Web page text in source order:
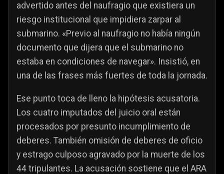
advertido antes del naufragio que existiera un
riesgo institucional que impidiera zarpar al
submarino. «Previo al naufragio no había ningún
documento que dijera que el submarino no
estaba en condiciones de navegar». Insistió, en
una de las frases más fuertes de toda la jornada.
Ese punto toca de lleno la hipótesis acusatoria.
Los cuatro imputados del juicio oral están
procesados por presunto incumplimiento de
deberes. También omisión de deberes de oficio
y estrago culposo agravado por la muerte de los
44 tripulantes. La acusación sostiene que el ARA